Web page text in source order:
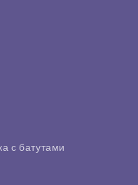
с батутами